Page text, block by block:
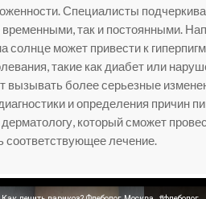
Специалисты
временными, так и постоянными.
солнце может привести к
такие как диабет или
вызывать более серьезные
и определения причин
который сможет
соответствующее лечение.